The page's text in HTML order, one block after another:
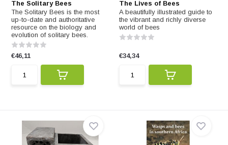
The Solitary Bees
The Solitary Bees is the most
up-to-date and authoritative
resource on the biology and
evolution of solitary bees.
€46,11
The Lives of Bees
A beautifully illustrated guide to
the vibrant and richly diverse
world of bees
€34,34